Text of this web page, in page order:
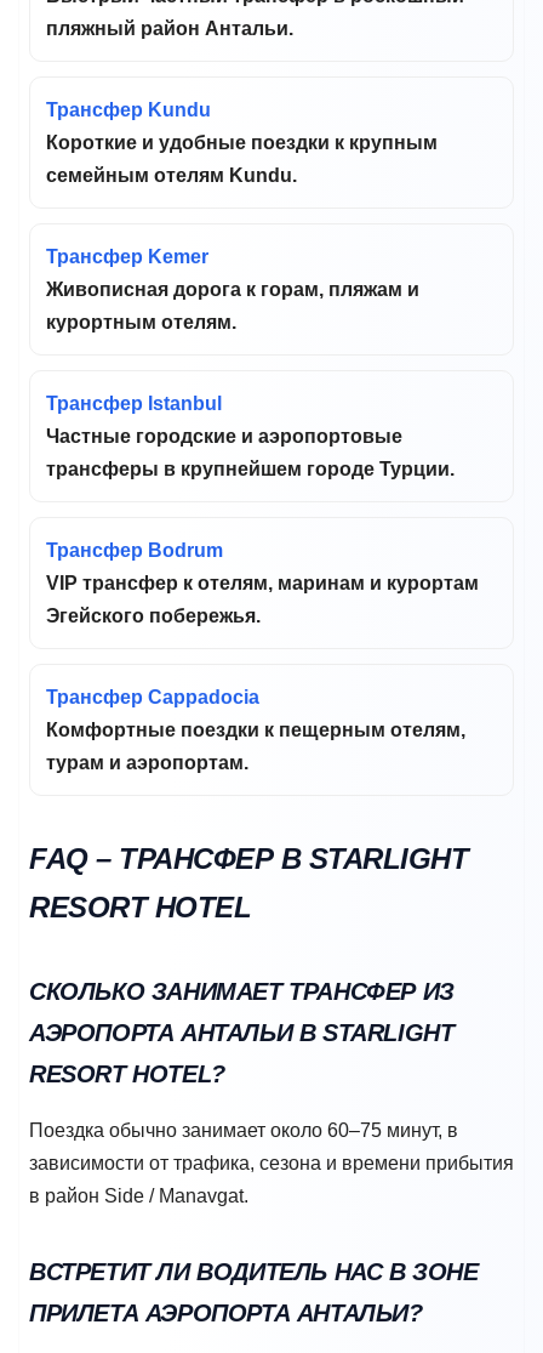
пляжный район Антальи.
Трансфер Kundu
Короткие и удобные поездки к крупным
семейным отелям Kundu.
Трансфер Kemer
Живописная дорога к горам, пляжам и
курортным отелям.
Трансфер Istanbul
Частные городские и аэропортовые
трансферы в крупнейшем городе Турции.
Трансфер Bodrum
VIP трансфер к отелям, маринам и курортам
Эгейского побережья.
Трансфер Cappadocia
Комфортные поездки к пещерным отелям,
турам и аэропортам.
FAQ – ТРАНСФЕР В STARLIGHT
RESORT HOTEL
СКОЛЬКО ЗАНИМАЕТ ТРАНСФЕР ИЗ
АЭРОПОРТА АНТАЛЬИ В STARLIGHT
RESORT HOTEL?
Поездка обычно занимает около 60–75 минут, в
зависимости от трафика, сезона и времени прибытия
в район Side / Manavgat.
ВСТРЕТИТ ЛИ ВОДИТЕЛЬ НАС В ЗОНЕ
ПРИЛЕТА АЭРОПОРТА АНТАЛЬИ?